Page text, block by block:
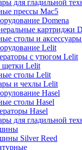
для гладильной
прессы Mac5
Domena
картриджи
столы и
Lelit
с утюгом Lelit
Lelit
столы Lelit
и чехлы Lelit
Hasel
столы Hasel
Hasel
для гладильной
Silver Reed